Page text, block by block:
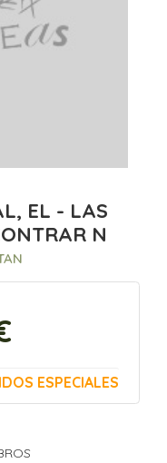
EL - LAS
N
ESPECIALES